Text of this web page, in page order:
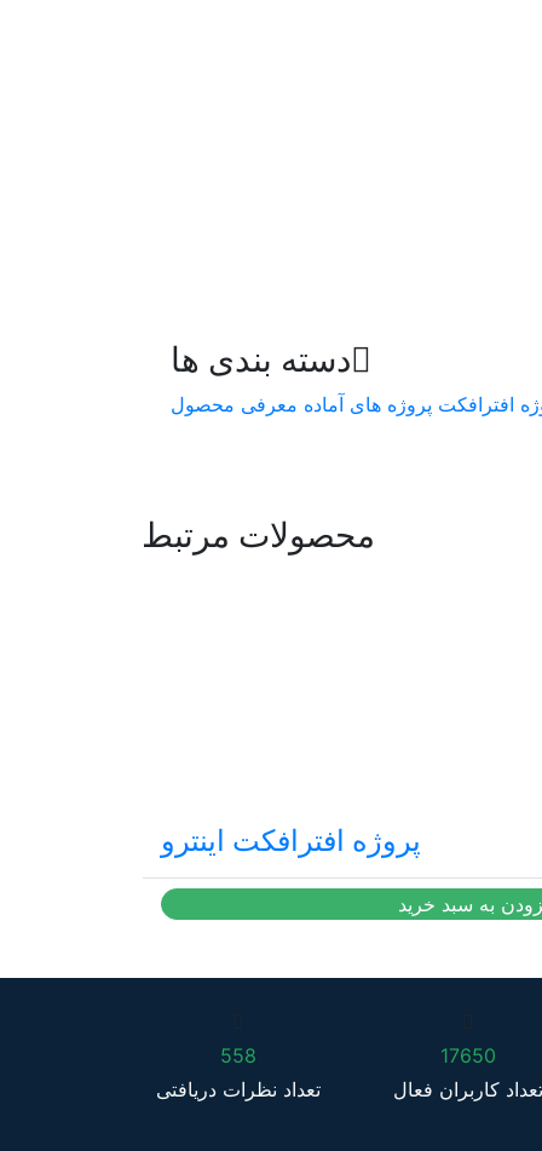
دسته بندی ها
افترافکت پروژه های آماده معرفی محصول
محصولات مرتبط
پروژه افترافکت اینترو
به سبد خرید
17650
تعداد کاربران فعال
558
تعداد نظرات دریافتی